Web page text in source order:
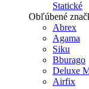
Statické
Obľúbené
Abrex
Agama
Siku
Bburago
Deluxe
Airfix